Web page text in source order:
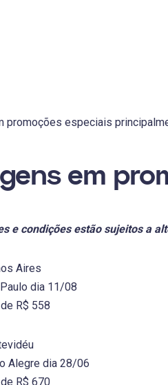
promoções especiais
em
e condições estão sujeitos a
Aires
dia 11/08
R$ 558
Alegre dia 28/06
R$ 670